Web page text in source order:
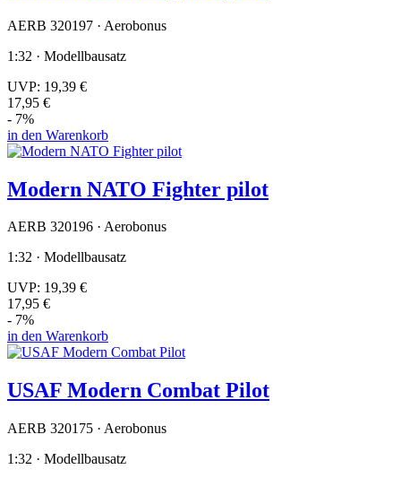
AERB 320197 · Aerobonus
1:32 · Modellbausatz
UVP: 19,39 €
17,95 €
- 7%
in den Warenkorb
Modern NATO Fighter pilot
AERB 320196 · Aerobonus
1:32 · Modellbausatz
UVP: 19,39 €
17,95 €
- 7%
in den Warenkorb
USAF Modern Combat Pilot
AERB 320175 · Aerobonus
1:32 · Modellbausatz